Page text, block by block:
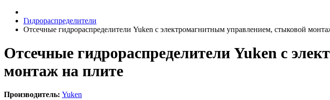
Гидрораспределители
Отсечные гидрораспределители Yuken с электромагнитным управлением, стыковой
Отсечные гидрораспределители Yuken с
монтаж на плите
Производитель: Yuken